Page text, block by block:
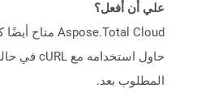
علي أن أفعل؟
المطلوب بعد.